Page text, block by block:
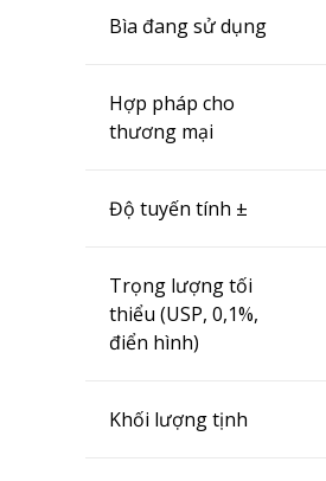
Bìa đang sử dụng
Hợp pháp cho
thương mại
Độ tuyến tính ±
Trọng lượng tối
thiểu (USP, 0,1%,
điển hình)
Khối lượng tịnh